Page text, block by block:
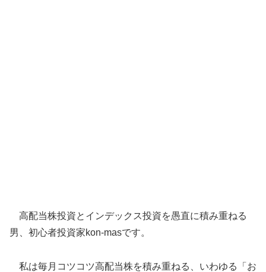
高配当株投資とインデックス投資を愚直に積み重ねる
男、初心者投資家kon-masです。
私は毎月コツコツ高配当株を積み重ねる、いわゆる「お